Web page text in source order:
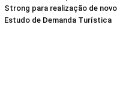
Strong para realização de novo
Estudo de Demanda Turística